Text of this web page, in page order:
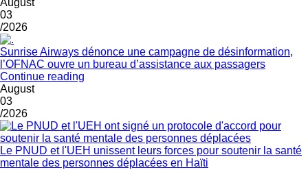
03
/2026
Sunrise Airways dénonce une campagne de désinformation,
l’OFNAC ouvre un bureau d’assistance aux passagers
Continue reading
August
03
/2026
Le PNUD et l'UEH unissent leurs forces pour soutenir la santé
mentale des personnes déplacées en Haïti